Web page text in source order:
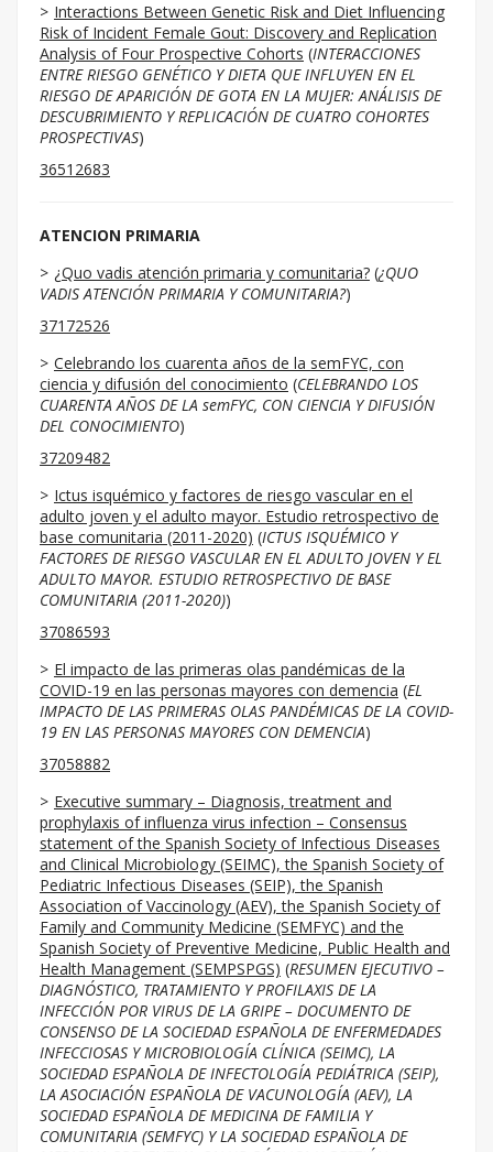
Interactions Between Genetic Risk and Diet Influencing
Risk of Incident Female Gout: Discovery and Replication
Analysis of Four Prospective Cohorts (INTERACCIONES
ENTRE RIESGO GENÉTICO Y DIETA QUE INFLUYEN EN EL
RIESGO DE APARICIÓN DE GOTA EN LA MUJER: ANÁLISIS DE
DESCUBRIMIENTO Y REPLICACIÓN DE CUATRO COHORTES
PROSPECTIVAS)
36512683
ATENCION PRIMARIA
¿Quo vadis atención primaria y comunitaria? (¿QUO
VADIS ATENCIÓN PRIMARIA Y COMUNITARIA?)
37172526
Celebrando los cuarenta años de la semFYC, con
ciencia y difusión del conocimiento (CELEBRANDO LOS
CUARENTA AÑOS DE LA semFYC, CON CIENCIA Y DIFUSIÓN
DEL CONOCIMIENTO)
37209482
Ictus isquémico y factores de riesgo vascular en el
adulto joven y el adulto mayor. Estudio retrospectivo de
base comunitaria (2011-2020) (ICTUS ISQUÉMICO Y
FACTORES DE RIESGO VASCULAR EN EL ADULTO JOVEN Y EL
ADULTO MAYOR. ESTUDIO RETROSPECTIVO DE BASE
COMUNITARIA (2011-2020))
37086593
El impacto de las primeras olas pandémicas de la
COVID-19 en las personas mayores con demencia (EL
IMPACTO DE LAS PRIMERAS OLAS PANDÉMICAS DE LA COVID-
19 EN LAS PERSONAS MAYORES CON DEMENCIA)
37058882
Executive summary – Diagnosis, treatment and
prophylaxis of influenza virus infection – Consensus
statement of the Spanish Society of Infectious Diseases
and Clinical Microbiology (SEIMC), the Spanish Society of
Pediatric Infectious Diseases (SEIP), the Spanish
Association of Vaccinology (AEV), the Spanish Society of
Family and Community Medicine (SEMFYC) and the
Spanish Society of Preventive Medicine, Public Health and
Health Management (SEMPSPGS) (RESUMEN EJECUTIVO –
DIAGNÓSTICO, TRATAMIENTO Y PROFILAXIS DE LA
INFECCIÓN POR VIRUS DE LA GRIPE – DOCUMENTO DE
CONSENSO DE LA SOCIEDAD ESPAÑOLA DE ENFERMEDADES
INFECCIOSAS Y MICROBIOLOGÍA CLÍNICA (SEIMC), LA
SOCIEDAD ESPAÑOLA DE INFECTOLOGÍA PEDIÁTRICA (SEIP),
LA ASOCIACIÓN ESPAÑOLA DE VACUNOLOGÍA (AEV), LA
SOCIEDAD ESPAÑOLA DE MEDICINA DE FAMILIA Y
COMUNITARIA (SEMFYC) Y LA SOCIEDAD ESPAÑOLA DE